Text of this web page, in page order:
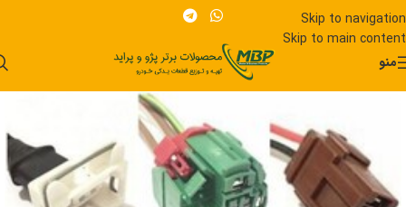
Skip to navigation
Skip to main content
منو